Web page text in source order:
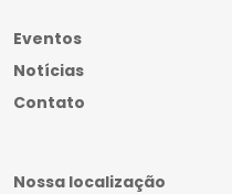
Eventos
Notícias
Contato
Nossa localização